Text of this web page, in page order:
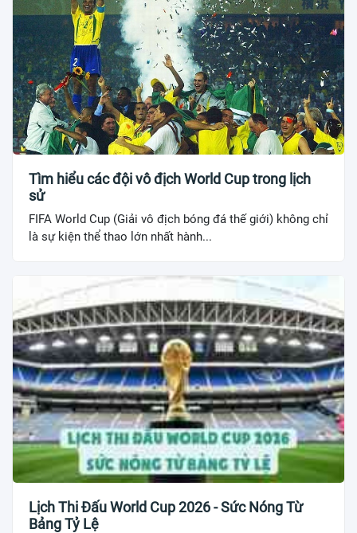
Tìm hiểu các đội vô địch World Cup trong lịch
sử
FIFA World Cup (Giải vô địch bóng đá thế giới) không chỉ
là sự kiện thể thao lớn nhất hành...
Lịch Thi Đấu World Cup 2026 - Sức Nóng Từ
Bảng Tỷ Lệ